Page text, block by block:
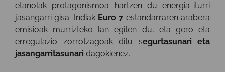
etanolak protagonismoa hartzen du energia-iturri
jasangarri gisa. Indiak Euro 7 estandarraren arabera
emisioak murrizteko lan egiten du, eta gero eta
erregulazio zorrotzagoak ditu segurtasunari eta
jasangarritasunari dagokienez.